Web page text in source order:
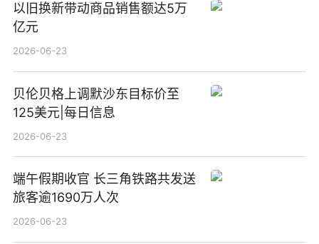
以旧换新带动商品销售额达5万
亿元
2026-06-23
贝伦贝格上调默沙东目标价至
125美元|每日信息
2026-06-23
端午假期收官 长三角铁路共发送
旅客逾1690万人次
2026-06-23